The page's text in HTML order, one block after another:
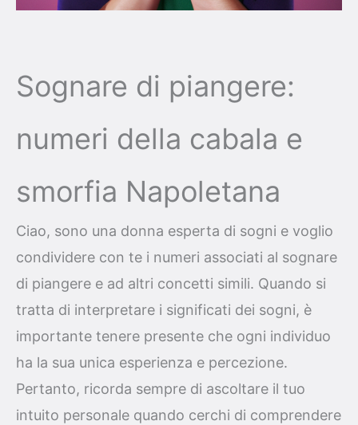
Sognare di piangere:
numeri della cabala e
smorfia Napoletana
Ciao, sono una donna esperta di sogni e voglio
condividere con te i numeri associati al sognare
di piangere e ad altri concetti simili. Quando si
tratta di interpretare i significati dei sogni, è
importante tenere presente che ogni individuo
ha la sua unica esperienza e percezione.
Pertanto, ricorda sempre di ascoltare il tuo
intuito personale quando cerchi di comprendere